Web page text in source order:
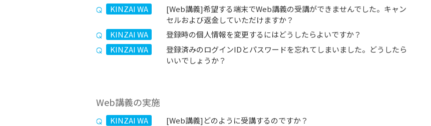
KINZAI WA
[Web講義]希望する端末でWeb講義の受講ができませんでした。キャン
セルおよび返金していただけますか？
KINZAI WA
登録時の個人情報を変更するにはどうしたらよいですか？
KINZAI WA
登録済みのログインIDとパスワードを忘れてしまいました。どうしたら
いいでしょうか？
Web講義の実施
KINZAI WA
[Web講義]どのように受講するのですか？